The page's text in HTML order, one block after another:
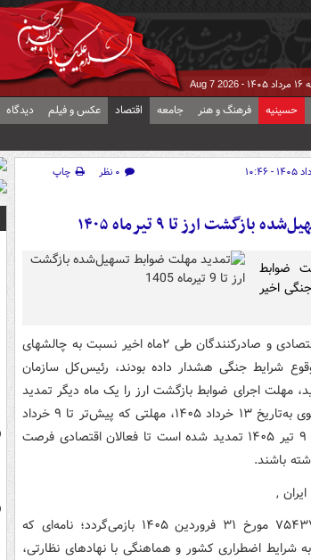
-
Aug 7 2026
حسینیه فرهنگ و هنر جامعه اقتصاد عکس و فیلم دیدگاه
۰ نظر
چاپ
ارز تا ۹ تیرماه ۱۴۰۵
ضوابط
اخیر
، در حالی که فعالان اقتصادی و صادرکنندگان طی ۲ماه‌ اخیر نسبت به چالشهای
شرایط جنگی هشدار داده بودند، رئیس‌کل سازمان
مهلت اجرای ضوابط بازگشت ارز را یک ماه دیگر تمدید
کرد. بر اساس ابلاغیه جدید دهقان دهنوی به‌تاریخ ۱۳ خرداد ۱۴۰۵، مهلتی که پیش‌تر تا ۹ خرداد
(پایان دوره اضطرار) تعیین شده بود، تا ۹ تیر ۱۴۰۵ تمدید شده است تا فعالان اقتصادی فرصت
باشند.
ریشه این تصمیم به نامه شماره ۷۵۴۳۷۰۸ مورخ ۳۱ فروردین ۱۴۰۵ بازمی‌گردد؛ نامه‌ای که
شرایط اضطراری کشور و هماهنگی با نهادهای نظارتی،